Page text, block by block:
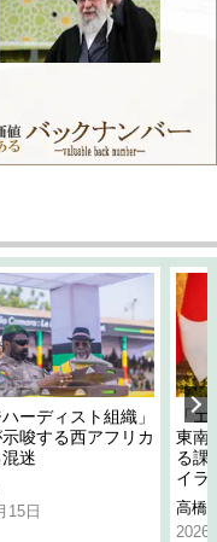
ーディスト組織」
唆する西アフリカ
迷
15日
「
東南
る課
イラ
高橋
2026